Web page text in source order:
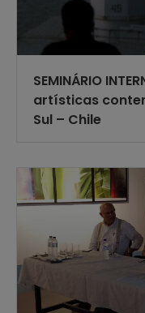
SEMINÁRIO
artísticas
Sul – Chile